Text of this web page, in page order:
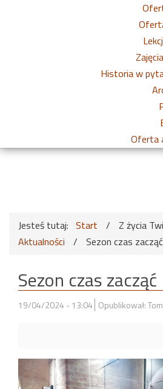
Historia w
Oferta
Jesteś tutaj: Start / Z życia
Aktualności
/ Sezon czas zacząć
Sezon czas zacząć
19/04/2024 - 13:04 Opublikował: